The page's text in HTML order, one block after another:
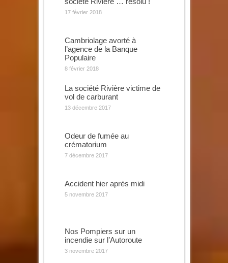
17 février 2018
Cambriolage avorté à
l’agence de la Banque
Populaire
8 février 2018
La société Rivière victime de
vol de carburant
13 décembre 2017
Odeur de fumée au
crématorium
7 décembre 2017
Accident hier après midi
5 novembre 2017
Nos Pompiers sur un
incendie sur l’Autoroute
3 novembre 2017